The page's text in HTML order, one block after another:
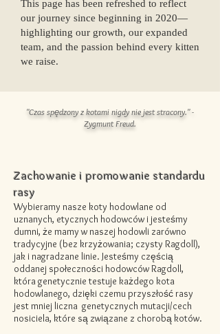
This page has been refreshed to reflect
our journey since beginning in 2020—
highlighting our growth, our expanded
team, and the passion behind every kitten
we raise.
"Czas spędzony z kotami nigdy nie jest stracony." -
Zygmunt Freud.
Zachowanie i promowanie standardu
rasy
Wybieramy nasze koty hodowlane od
uznanych, etycznych hodowców i jesteśmy
dumni, że mamy w naszej hodowli zarówno
tradycyjne (bez krzyżowania; czysty Ragdoll),
jak i nagradzane linie. Jesteśmy częścią
oddanej społeczności hodowców Ragdoll,
która genetycznie testuje każdego kota
hodowlanego, dzięki czemu przyszłość rasy
jest mniej liczna genetycznych mutacji/cech
nosiciela, które są związane z chorobą kotów.